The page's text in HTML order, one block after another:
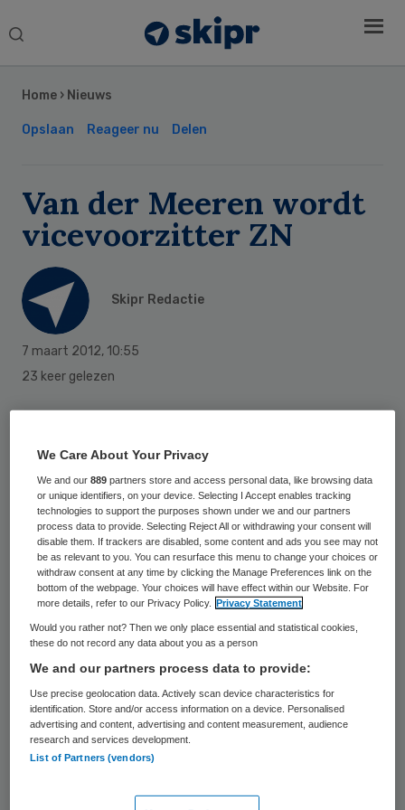
Search
Home › Nieuws
Opslaan Reageer nu Delen
Van der Meeren wordt
vicevoorzitter ZN
Skipr Redactie
7 maart 2012, 10:55
23 keer gelezen
wordt op 1 april vicevoorzitter van
Zorgverzekeraars Nederland (ZN). Van der
Meeren neemt het stokje over van VGZ-
bestuurder Martin Bontje.
Bontje vertrekt op 1 april bij VGZ. Als gevolg
daarvan neemt hij ook afscheid van het ZN-
bestuur. Van der Meeren neemt het
vicevoorzitterschap van ZNvoor twee jaar
op zich. Het ZN-bestuur heeft tevens
Martin Duvivier voorgedragen als lid van het
bestuur. Duvivier is voorzitter van de raad
namens deze zorgverzekeraar per 1 april
Sidebar
We Care About Your Privacy
We and our889 partners store and access personal data, like browsing data
or unique identifiers, on your device. Selecting I Accept enables tracking
technologies to support the purposes shown under we and our partners
process data to provide. Selecting Reject All or withdrawing your consent will
disable them. If trackers are disabled, some content and ads you see may not
be as relevant to you. You can resurface this menu to change your choices or
withdraw consent at any time by clicking the Manage Preferences link on the
bottom of the webpage. Your choices will have effect within our Website. For
more details, refer to our Privacy Policy.
Privacy Statement
Would you rather not? Then we only place essential and statistical cookies,
these do not record any data about you as a person
We and our partners process data to provide:
Use precise geolocation data. Actively scan device characteristics for
identification. Store and/or access information on a device. Personalised
advertising and content, advertising and content measurement, audience
research and services development.
List of Partners (vendors)